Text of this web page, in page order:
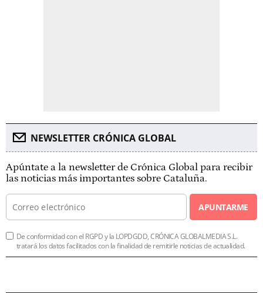
NEWSLETTER CRÓNICA GLOBAL
Apúntate a la newsletter de Crónica Global para recibir
las noticias más importantes sobre Cataluña.
APUNTARME
De conformidad con el RGPD y la LOPDGDD, CRÓNICA GLOBALMEDIA S.L.
tratará los datos facilitados con la finalidad de remitirle noticias de actualidad.